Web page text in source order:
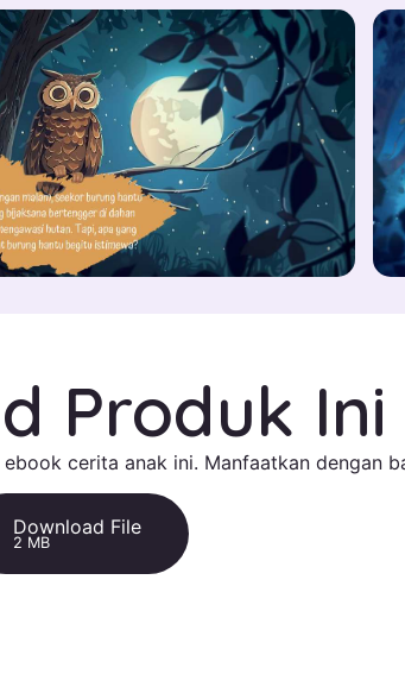
Produk Ini
cerita anak ini. Manfaatkan dengan
Download File
2 MB